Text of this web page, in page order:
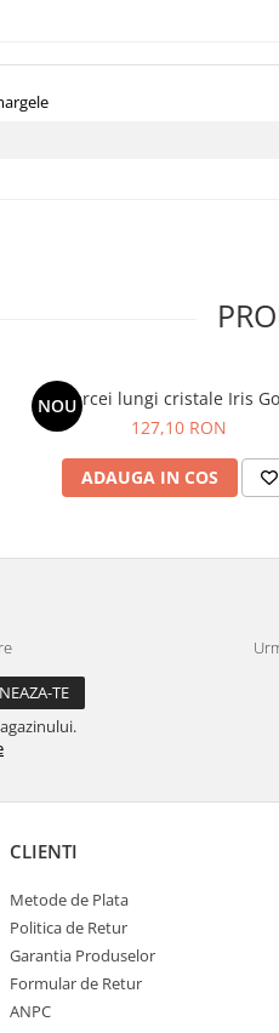
NOUCercei lungi cristale Iris
127,10 RON
ADAUGA IN COS
CLIENTI
Metode de Plata
Politica de Retur
Garantia Produselor
Formular de Retur
ANPC